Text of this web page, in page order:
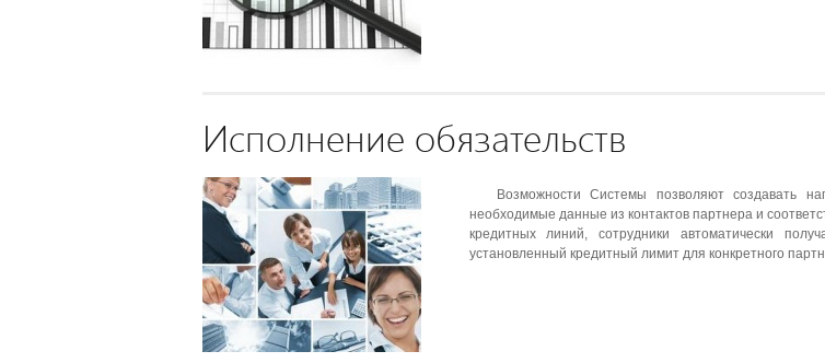
Исполнение обязательств
Возможности Системы позволяют создавать
необходимые данные из контактов партнера и
кредитных линий, сотрудники автоматически
установленный кредитный лимит для конкретного